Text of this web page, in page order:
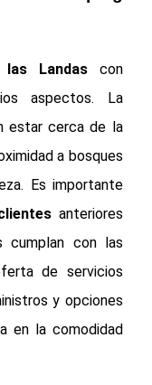
Landascon
aspectos. La
estar cerca de la
a bosques
Es importante
anteriores
cumplan con las
de servicios
y opciones
en la comodidad